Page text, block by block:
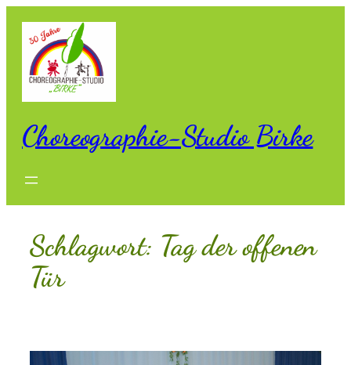
Inhalt
springen
Choreographie-Studio Birke
Schlagwort: Tag der offenen
Tür